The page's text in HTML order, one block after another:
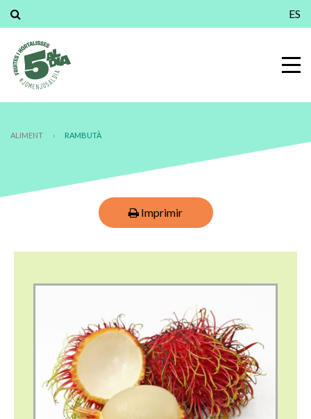
ES
ALIMENT › RAMBUTÀ
Imprimir